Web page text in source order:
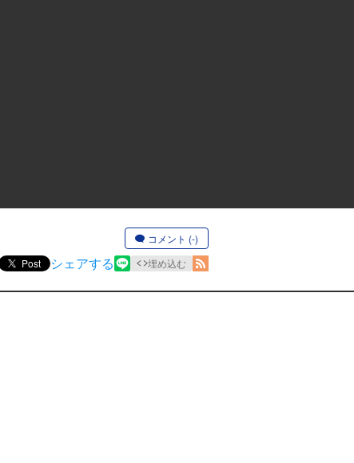
コメント (-)
Post シェアする 埋め込む